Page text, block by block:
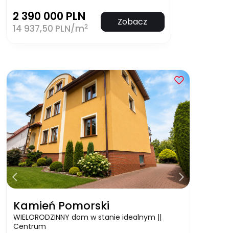
2 390 000 PLN
14 937,50 PLN/m2 Zobacz
Kamień Pomorski
WIELORODZINNY dom w stanie idealnym ||
Centrum